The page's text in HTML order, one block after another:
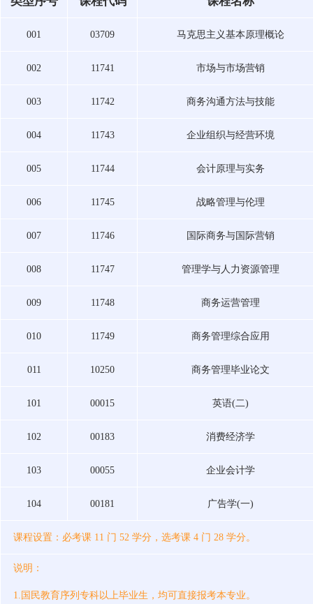
001 03709 马克思主义基本原理概论
002 11741 市场与市场营销
003 11742 商务沟通方法与技能
004 11743 企业组织与经营环境
005 11744 会计原理与实务
006 11745 战略管理与伦理
007 11746 国际商务与国际营销
008 11747 管理学与人力资源管理
009 11748 商务运营管理
010 11749 商务管理综合应用
011 10250 商务管理毕业论文
101 00015 英语(二)
102 00183 消费经济学
103 00055 企业会计学
104 00181 广告学(一)
课程设置：必考课 11 门 52 学分，选考课 4 门 28 学分。
说明：
1.国民教育序列专科以上毕业生，均可直接报考本专业。